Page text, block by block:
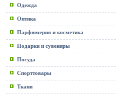
Одежда
Оптика
Парфюмерия и косметика
Подарки и сувениры
Посуда
Спорттовары
Ткани